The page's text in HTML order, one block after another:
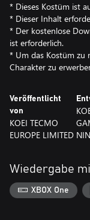
* Dieses Kostüm ist
* Dieser Inhalt
* Der kostenlose
ist erforderlich.
* Um das Kostüm zu
Charakter zu
Veröffentlicht
von
KOEI TECMO
EUROPE LIMITED
Wiedergabe
XBOX One